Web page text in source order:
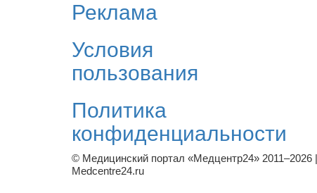
Реклама
Условия
пользования
Политика
конфиденциальности
© Медицинский портал «Медцентр24» 2011–2026
Medcentre24.ru